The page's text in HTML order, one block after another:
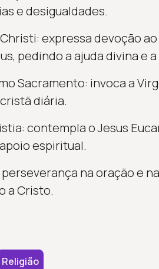
e desigualdades.
expressa devoção
pedindo a ajuda divina e
Sacramento: invoca a
diária.
contempla o Jesus
espiritual.
na oração e
a Cristo.
Religião